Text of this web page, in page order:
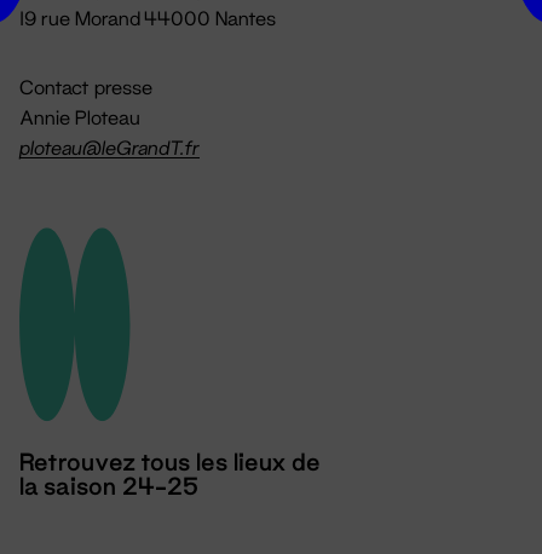
19 rue Morand 44000 Nantes
Contact presse
Annie Ploteau
ploteau@leGrandT.fr
Retrouvez tous les lieux de
la saison 24-25